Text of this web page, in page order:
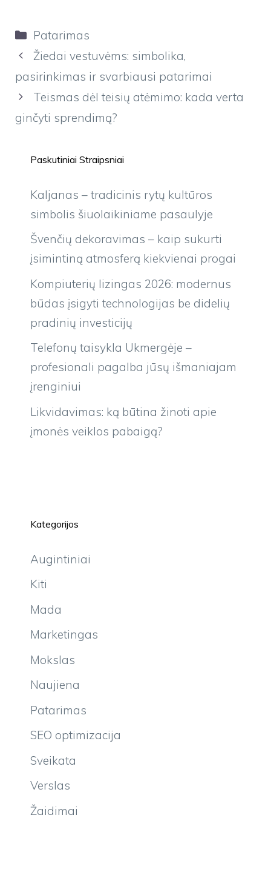
Kategorijos
Patarimas
Žiedai vestuvėms: simbolika,
pasirinkimas ir svarbiausi patarimai
Teismas dėl teisių atėmimo: kada verta
ginčyti sprendimą?
Paskutiniai Straipsniai
Kaljanas – tradicinis rytų kultūros
simbolis šiuolaikiniame pasaulyje
Švenčių dekoravimas – kaip sukurti
įsimintiną atmosferą kiekvienai progai
Kompiuterių lizingas 2026: modernus
būdas įsigyti technologijas be didelių
pradinių investicijų
Telefonų taisykla Ukmergėje –
profesionali pagalba jūsų išmaniajam
įrenginiui
Likvidavimas: ką būtina žinoti apie
įmonės veiklos pabaigą?
Kategorijos
Augintiniai
Kiti
Mada
Marketingas
Mokslas
Naujiena
Patarimas
SEO optimizacija
Sveikata
Verslas
Žaidimai